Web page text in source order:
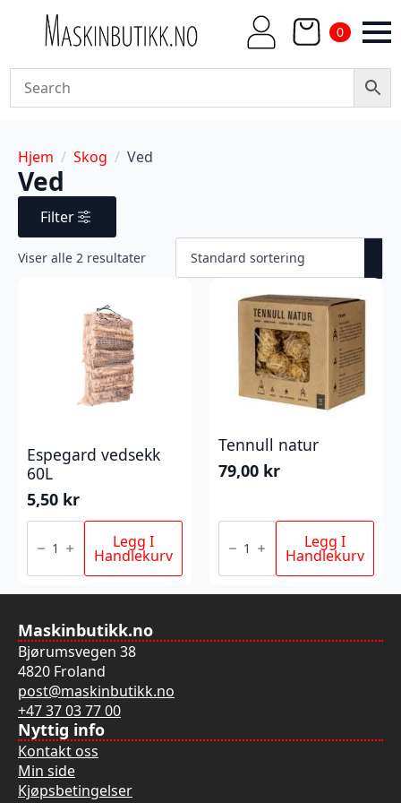
0
Hjem Skog Ved
Ved
Filter
Viser alle 2 resultater
Espegard vedsekk
60L
5,50 kr
Espegard
60L Legg I
Handlekurv
Tennull natur
79,00 kr
Tennull
antall Legg I
Handlekurv
Maskinbutikk.no
Bjørumsvegen 38
4820 Froland
post@maskinbutikk.no
+47 37 03 77 00
Nyttig info
Kontakt oss
Min side
Kjøpsbetingelser